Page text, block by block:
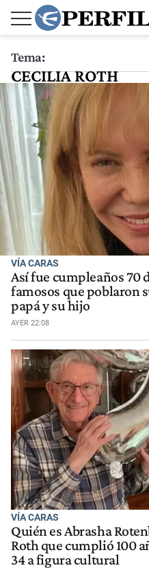
Tema:
CECILIA ROTH
VÍA CARAS
Así fue cumpleaños 70
famosos que poblaron
papá y su hijo
AYER 22:08
VÍA CARAS
Quién es Abrasha
Roth que cumplió 100
34 a figura cultural